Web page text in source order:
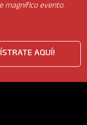
magnífico evento.
AQUÍ!